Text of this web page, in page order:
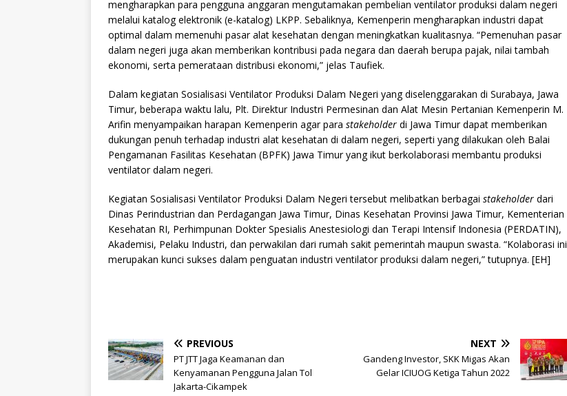
mengharapkan para pengguna anggaran mengutamakan pembelian ventilator produksi dalam negeri
melalui katalog elektronik (e-katalog) LKPP. Sebaliknya, Kemenperin mengharapkan industri dapat
optimal dalam memenuhi pasar alat kesehatan dengan meningkatkan kualitasnya. “Pemenuhan pasar
dalam negeri juga akan memberikan kontribusi pada negara dan daerah berupa pajak, nilai tambah
ekonomi, serta pemerataan distribusi ekonomi,” jelas Taufiek.
Dalam kegiatan Sosialisasi Ventilator Produksi Dalam Negeri yang diselenggarakan di Surabaya, Jawa
Timur, beberapa waktu lalu, Plt. Direktur Industri Permesinan dan Alat Mesin Pertanian Kemenperin M.
Arifin menyampaikan harapan Kemenperin agar para stakeholder di Jawa Timur dapat memberikan
dukungan penuh terhadap industri alat kesehatan di dalam negeri, seperti yang dilakukan oleh Balai
Pengamanan Fasilitas Kesehatan (BPFK) Jawa Timur yang ikut berkolaborasi membantu produksi
ventilator dalam negeri.
Kegiatan Sosialisasi Ventilator Produksi Dalam Negeri tersebut melibatkan berbagai stakeholder dari
Dinas Perindustrian dan Perdagangan Jawa Timur, Dinas Kesehatan Provinsi Jawa Timur, Kementerian
Kesehatan RI, Perhimpunan Dokter Spesialis Anestesiologi dan Terapi Intensif Indonesia (PERDATIN),
Akademisi, Pelaku Industri, dan perwakilan dari rumah sakit pemerintah maupun swasta. “Kolaborasi ini
merupakan kunci sukses dalam penguatan industri ventilator produksi dalam negeri,” tutupnya. [EH]
PREVIOUS
PT JTT Jaga Keamanan dan
Kenyamanan Pengguna Jalan Tol
Jakarta-Cikampek
NEXT
Gandeng Investor, SKK Migas Akan
Gelar ICIUOG Ketiga Tahun 2022